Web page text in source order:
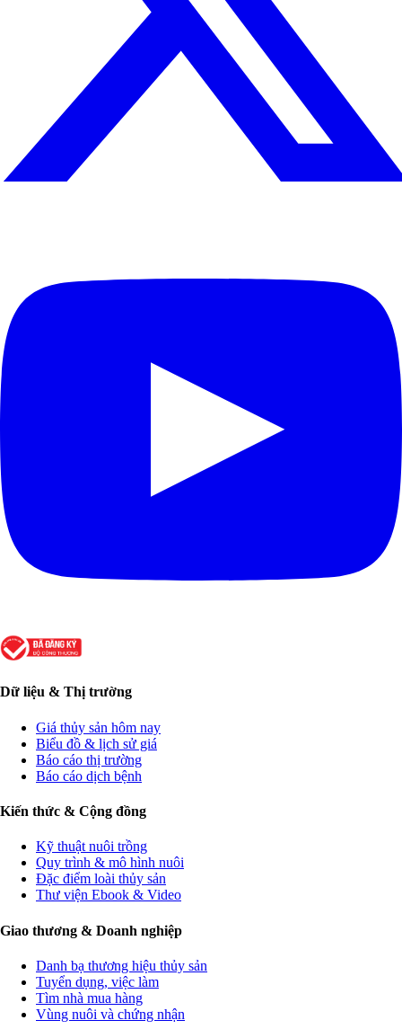
Dữ liệu & Thị trường
Giá thủy sản hôm nay
Biểu đồ & lịch sử giá
Báo cáo thị trường
Báo cáo dịch bệnh
Kiến thức & Cộng đồng
Kỹ thuật nuôi trồng
Quy trình & mô hình nuôi
Đặc điểm loài thủy sản
Thư viện Ebook & Video
Giao thương & Doanh nghiệp
Danh bạ thương hiệu thủy sản
Tuyển dụng, việc làm
Tìm nhà mua hàng
Vùng nuôi và chứng nhận